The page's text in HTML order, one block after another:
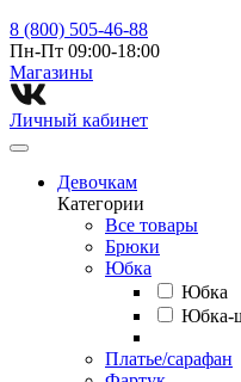
8 (800) 505-46-88
Пн-Пт 09:00-18:00
Магазины⁠
Личный кабинет
Девочкам
Категории
Все товары
Брюки
Юбка
Юбка
Юбка-
Платье/сарафан